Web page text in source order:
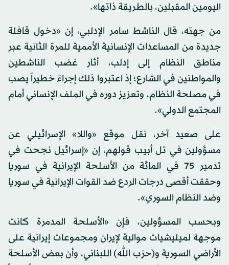
اليومين المقبلين، بالطريقة ذاتها».
من جهته، قال الناشط سامر الإدلبي، إن «دخول قافلة
جديدة من المساعدات الإنسانية الأممية للمرة الثانية عبر
مناطق النظام إلى إدلب، أثار غضب الناشطين
والمواطنين في الشارع؛ إذ اعتبروا ذلك إجراءً خطيراً يصب
في مصلحة النظام، وتعزيز دوره في الملف الإنساني أمام
المجتمع الدولي».
على صعيد آخر، نقل موقع «واللا» الإسرائيلي عن
مسؤولين في تل أبيب قولهم، إن «إسرائيل نجحت في
تدمير 75 في المائة من الأسلحة الإيرانية في سوريا
وحققت أقصى درجات الردع ضد القوات الإيرانية في سوريا
وضد النظام السوري».
وبحسب المسؤولين، فإن «الأسلحة المدمرة كانت
موجهة لميليشيات موالية لإيران ومجموعات إيرانية على
الأراضي السورية و(حزب الله) اللبناني، وأن بعض الأسلحة